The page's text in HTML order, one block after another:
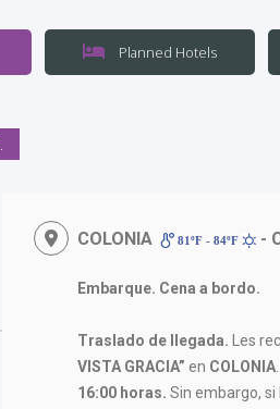
Planned Hotels
COLONIA 81ºF - 84ºF -
Embarque. Cena a bordo.
Traslado de llegada. Les
VISTA GRACIA” en COLONIA
16:00 horas. Sin embargo,